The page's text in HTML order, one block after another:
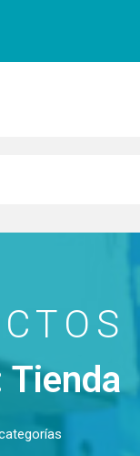
Tienda